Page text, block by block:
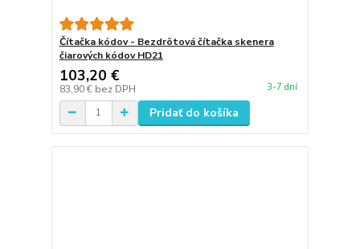
Čítačka kódov - Bezdrôtová čítačka skenera
čiarových kódov HD21
103,20 €
83,90 € bez DPH 3-7 dní
Pridať do košíka